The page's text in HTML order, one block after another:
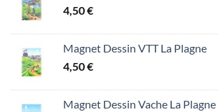
4,50€
Magnet Dessin VTT La Plagne
4,50€
Magnet Dessin Vache La Plagne